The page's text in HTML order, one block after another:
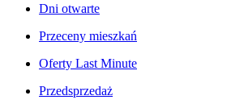
Dni otwarte
Przeceny mieszkań
Oferty Last Minute
Przedsprzedaż